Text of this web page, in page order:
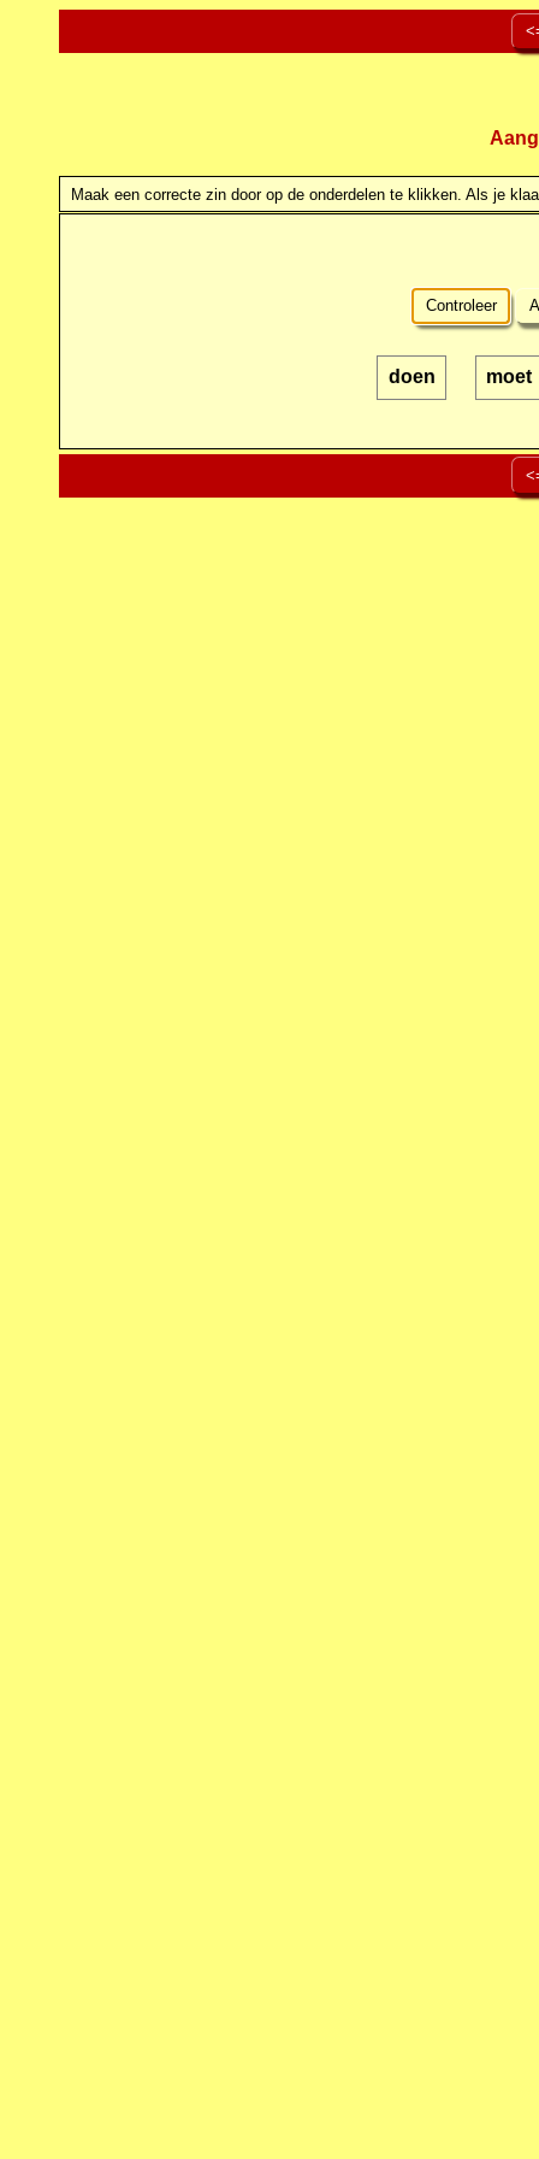
Maak een correcte zin door op de onderdelen te klikken. Als je
Controleer
doen moet